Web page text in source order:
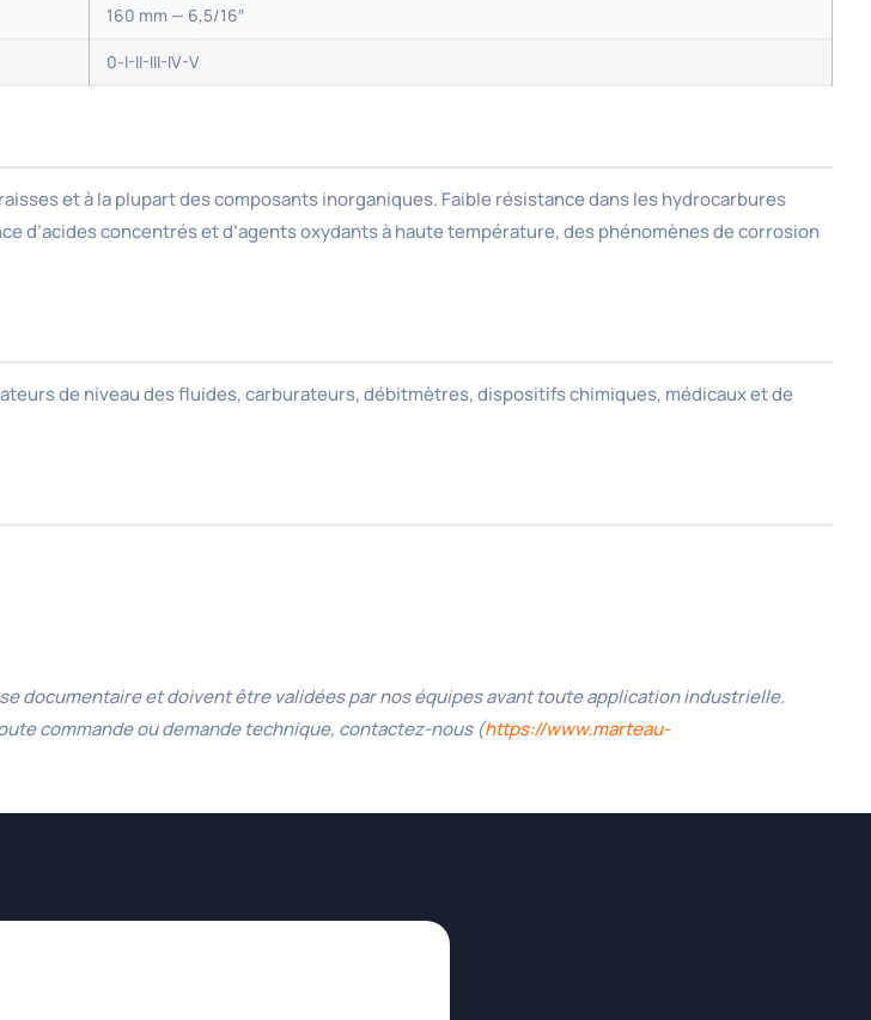
160 mm — 6,5/16″
0-I-II-III-IV-V
et à la plupart des composants inorganiques. Faible résistance dans les hydrocarbures
d’acides concentrés et d’agents oxydants à haute température, des phénomènes de corrosion
de niveau des fluides, carburateurs, débitmètres, dispositifs chimiques, médicaux et de
documentaire et doivent être validées par nos équipes avant toute application industrielle.
commande ou demande technique, contactez-nous (https://www.marteau-